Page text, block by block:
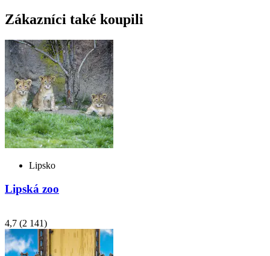
Zákazníci také koupili
Lipsko
Lipská zoo
4,7 (2 141)